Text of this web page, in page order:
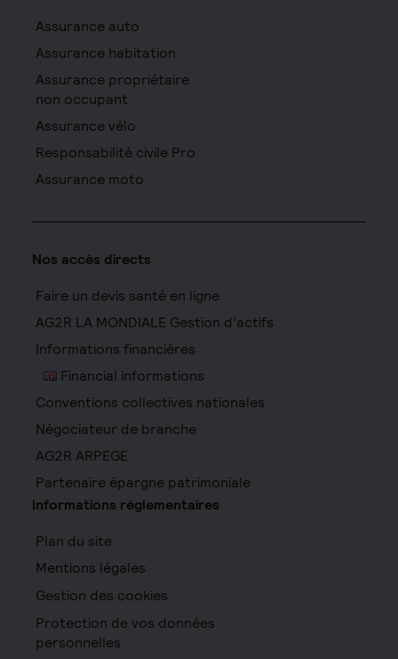
Assurance auto
Assurance habitation
Assurance propriétaire
non occupant
Assurance vélo
Responsabilité civile Pro
Assurance moto
Nos accès directs
Faire un devis santé en ligne
AG2R LA MONDIALE Gestion d’actifs
Informations financières
Financial informations
Conventions collectives nationales
Négociateur de branche
AG2R ARPEGE
Partenaire épargne patrimoniale
Informations réglementaires
Plan du site
Mentions légales
Gestion des cookies
Protection de vos données
personnelles